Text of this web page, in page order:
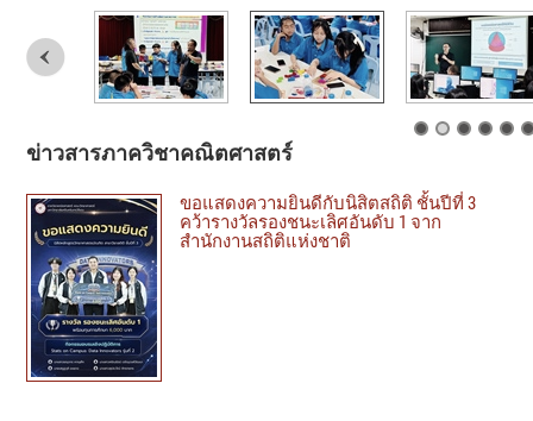
ข่าวสารภาควิชาคณิตศาสตร์
ขอแสดงความยินดีกับนิสิตสถิติ ชั้นปีที่ 3
คว้ารางวัลรองชนะเลิศอันดับ 1 จาก
สำนักงานสถิติแห่งชาติ